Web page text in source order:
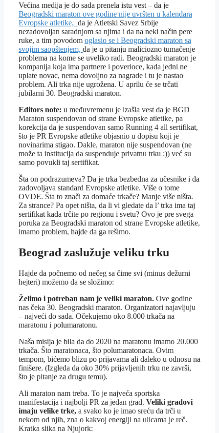
Većina medija je do sada prenela istu vest – da je
Beogradski maraton ove godine nije uvršten u kalendara
Evropske atletike, da je Atletski Savez Srbije
nezadovoljan saradnjom sa njima i da na neki način pere
ruke, a tim povodom oglasio se i Beogradski maraton sa
svojim saopštenjem, da je u pitanju maliciozno tumačenje
problema na kome se uveliko radi. Beogradski maraton je
kompanija koja ima partnere i poverioce, kada jedni ne
uplate novac, nema dovoljno za nagrade i tu je nastao
problem. Ali trka nije ugrožena. U aprilu će se trčati
jubilarni 30. Beogradski maraton.
Editors note: u međuvremenu je izašla vest da je BGD
Maraton suspendovan od strane Evropske atletike, pa
korekcija da je suspendovan samo Running 4 all sertifikat,
što je PR Evropske atletike objasnio u dopisu koji je
novinarima stigao. Dakle, maraton nije suspendovan (ne
može ta institucija da suspenduje privatnu trku :)) već su
samo povukli taj sertifikat.
Šta on podrazumeva? Da je trka bezbedna za učesnike i da
zadovoljava standard Evropske atletike. Više o tome
OVDE. Šta to znači za domaće trkače? Manje više ništa.
Za strance? Pa opet ništa, da li vi gledate da l’ trka ima taj
sertifikat kada trčite po regionu i svetu? Ovo je pre svega
poruka za Beogradski maraton od strane Evropske atletike,
imamo problem, hajde da ga rešimo.
Beograd zaslužuje veliku trku
Hajde da počnemo od nečeg sa čime svi (minus dežurni
hejteri) možemo da se složimo:
Želimo i potreban nam je veliki maraton. Ove godine
nas čeka 30. Beogradski maraton. Organizatori najavljuju
– najveći do sada. Očekujemo oko 8.000 trkača na
maratonu i polumaratonu.
Naša misija je bila da do 2020 na maratonu imamo 20.000
trkača. Što maratonaca, što polumaratonaca. Ovim
tempom, bićemo blizu po prijavama ali daleko u odnosu na
finišere. (Izgleda da oko 30% prijavljenih trku ne završi,
što je pitanje za drugu temu).
Ali maraton nam treba. To je najveća sportska
manifestacija i najbolji PR za jedan grad. Veliki gradovi
imaju velike trke, a svako ko je imao sreću da trči u
nekom od njih, zna o kakvoj energiji na ulicama je reč.
Kratka slika na Njujork: